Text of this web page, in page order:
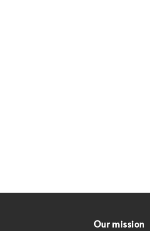
Our mission